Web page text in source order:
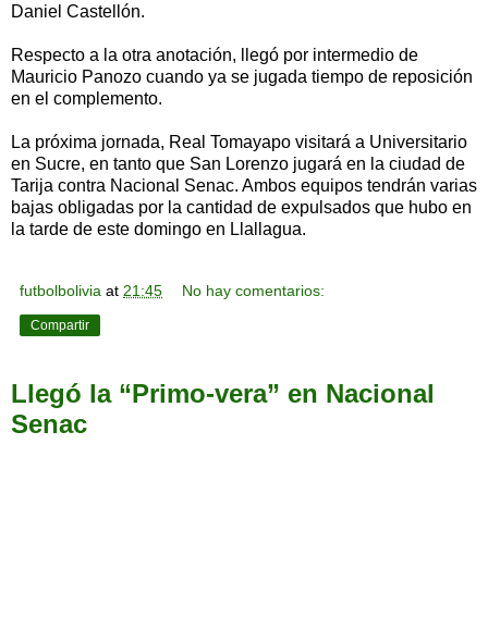
Daniel Castellón.
Respecto a la otra anotación, llegó por intermedio de
Mauricio Panozo cuando ya se jugada tiempo de reposición
en el complemento.
La próxima jornada, Real Tomayapo visitará a Universitario
en Sucre, en tanto que San Lorenzo jugará en la ciudad de
Tarija contra Nacional Senac. Ambos equipos tendrán varias
bajas obligadas por la cantidad de expulsados que hubo en
la tarde de este domingo en Llallagua.
futbolbolivia at 21:45 No hay comentarios:
Compartir
Llegó la “Primo-vera” en Nacional
Senac